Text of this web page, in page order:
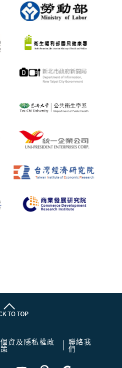
個資及隱私權政
策
聯絡我
們